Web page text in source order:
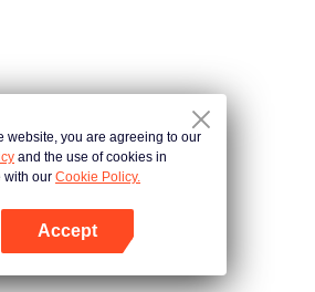
website, you are agreeing to our
and the use of cookies in
with our Cookie Policy.
Accept